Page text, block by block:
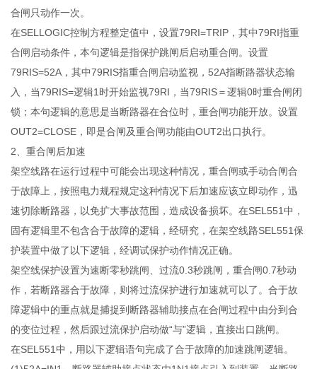
合闸只动作一次。
在SELLOGIC控制方程整定值中，设置79RI=TRIP，其中79RI指重
合闸启动条件，本句逻辑是指保护跳闸后启动重合闸。设置
79RIS=52A，其中79RIS指重合闸启动监视，52A指断路器状态输
入，当79RIS=逻辑1时开始监视79RI，当79RIS＝逻辑0时重合闸闭
锁；本句逻辑的意思是当断路器在合位时，重合闸功能开放。设置
OUT2=CLOSE，即是合闸及重合闸功能由OUT2出口执行。
2、重合闸后加速
架空线路在运行过程中可能会出现这种情况，重合闸或手动合闸合
于故障上，按照电力规程规定这种情况下后加速应该立即动作，迅
速切除断路器，以免扩大事故范围，造成设备损坏。在SEL551中，
固有逻辑里不包含合于故障的逻辑，经研究，在架空线路SEL551保
护装置中做了以下逻辑，经调试保护动作情况正确。
架空线保护设置为速断零秒跳闸、过流0.3秒跳闸，重合闸0.7秒动
作，若断路器合于故障，则将过流保护进行加速就可以了。合于故
障逻辑中的重点就是捕捉到断路器辅助接点在合闸过程中由分到合
的变位过程，然后跟过流保护启动做“与”逻辑，直接出口跳闸。
在SEL551中，用以下逻辑语句完成了合于故障的加速跳闸逻辑。